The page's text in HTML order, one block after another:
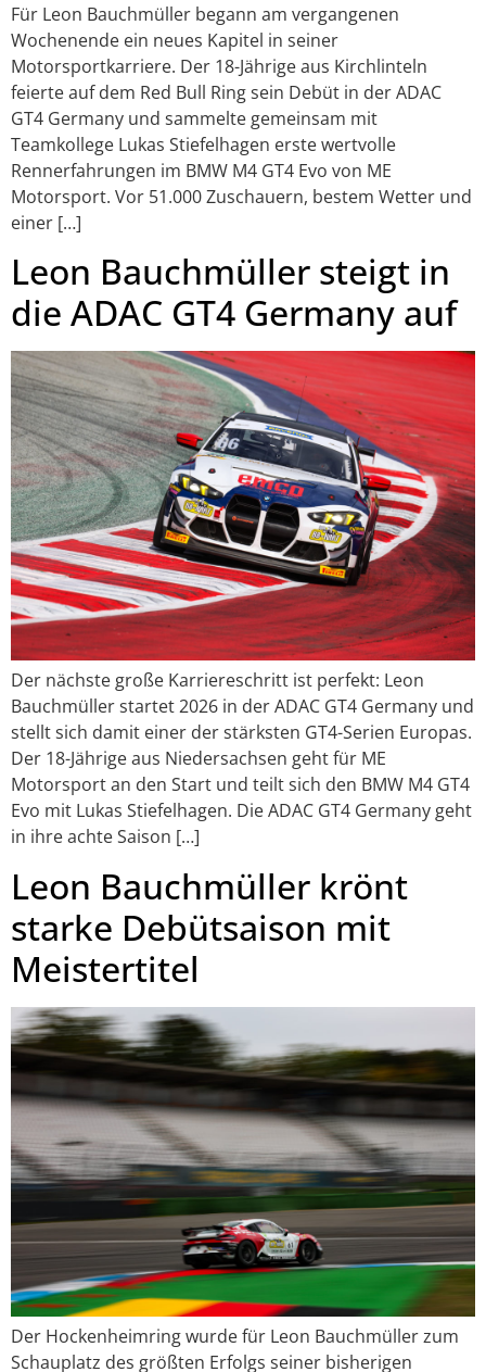
Für Leon Bauchmüller begann am vergangenen
Wochenende ein neues Kapitel in seiner
Motorsportkarriere. Der 18-Jährige aus Kirchlinteln
feierte auf dem Red Bull Ring sein Debüt in der ADAC
GT4 Germany und sammelte gemeinsam mit
Teamkollege Lukas Stiefelhagen erste wertvolle
Rennerfahrungen im BMW M4 GT4 Evo von ME
Motorsport. Vor 51.000 Zuschauern, bestem Wetter und
einer […]
Leon Bauchmüller steigt in
die ADAC GT4 Germany auf
Der nächste große Karriereschritt ist perfekt: Leon
Bauchmüller startet 2026 in der ADAC GT4 Germany und
stellt sich damit einer der stärksten GT4-Serien Europas.
Der 18-Jährige aus Niedersachsen geht für ME
Motorsport an den Start und teilt sich den BMW M4 GT4
Evo mit Lukas Stiefelhagen. Die ADAC GT4 Germany geht
in ihre achte Saison […]
Leon Bauchmüller krönt
starke Debütsaison mit
Meistertitel
Der Hockenheimring wurde für Leon Bauchmüller zum
Schauplatz des größten Erfolgs seiner bisherigen